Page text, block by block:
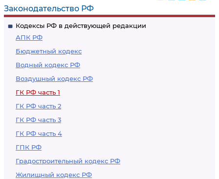
Законодательство РФ
Кодексы РФ в действующей редакции
АПК РФ
Бюджетный кодекс
Водный кодекс РФ
Воздушный кодекс РФ
ГК РФ часть 1
ГК РФ часть 2
ГК РФ часть 3
ГК РФ часть 4
ГПК РФ
Градостроительный кодекс РФ
Жилищный кодекс РФ